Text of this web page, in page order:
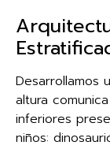
Desarrollamos
altura
inferiores
niños: